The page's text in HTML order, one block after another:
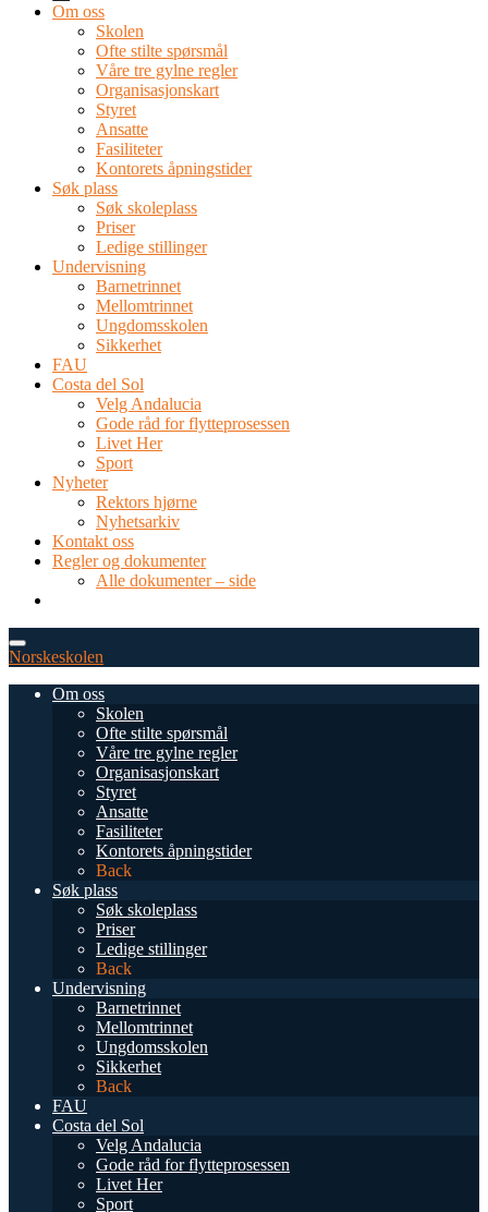
Om oss
Skolen
Ofte stilte spørsmål
Våre tre gylne regler
Organisasjonskart
Styret
Ansatte
Fasiliteter
Kontorets åpningstider
Søk plass
Søk skoleplass
Priser
Ledige stillinger
Undervisning
Barnetrinnet
Mellomtrinnet
Ungdomsskolen
Sikkerhet
FAU
Costa del Sol
Velg Andalucia
Gode råd for flytteprosessen
Livet Her
Sport
Nyheter
Rektors hjørne
Nyhetsarkiv
Kontakt oss
Regler og dokumenter
Alle dokumenter – side
Norskeskolen
Om oss
Skolen
Ofte stilte spørsmål
Våre tre gylne regler
Organisasjonskart
Styret
Ansatte
Fasiliteter
Kontorets åpningstider
Back
Søk plass
Søk skoleplass
Priser
Ledige stillinger
Back
Undervisning
Barnetrinnet
Mellomtrinnet
Ungdomsskolen
Sikkerhet
Back
FAU
Costa del Sol
Velg Andalucia
Gode råd for flytteprosessen
Livet Her
Sport